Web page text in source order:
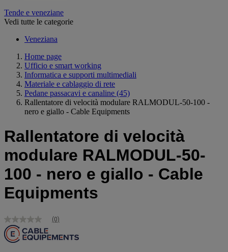
Tende e veneziane
Vedi tutte le categorie
Veneziana
Home page
Ufficio e smart working
Informatica e supporti multimediali
Materiale e cablaggio di rete
Pedane passacavi e canaline (45)
Rallentatore di velocità modulare RALMODUL-50-100 -
nero e giallo - Cable Equipments
Rallentatore di velocità
modulare RALMODUL-50-
100 - nero e giallo - Cable
Equipments
Nessuna
valutazione
Stesso
(0)